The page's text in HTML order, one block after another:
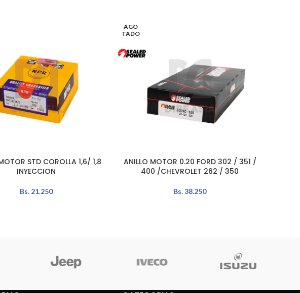
CARRITOSTD COROLLA 1,6/ 1,8
INYECCION
Bs. 21.250
AGO
TADO
LEER MÁS
ANILLO MOTOR 0.20 FORD 302 / 351 /
400 /CHEVROLET 262 / 350
Bs.38.250